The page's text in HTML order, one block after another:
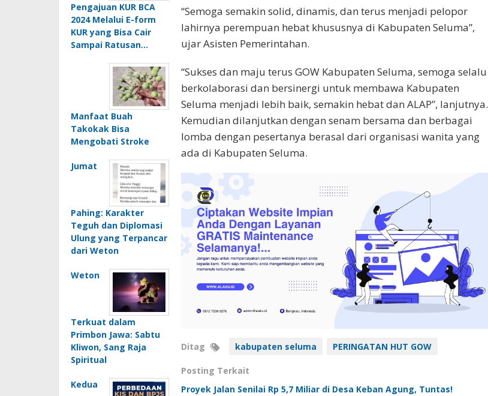
Pengajuan KUR BCA
2024 Melalui E-form
KUR yang Bisa Cair
Sampai Ratusan…
Manfaat Buah
Takokak Bisa
Mengobati Stroke
Jumat
Pahing: Karakter
Teguh dan Diplomasi
Ulung yang Terpancar
dari Weton
Weton
Terkuat dalam
Primbon Jawa: Sabtu
Kliwon, Sang Raja
Spiritual
Kedua
“Semoga semakin solid, dinamis, dan terus menjadi pelopor
lahirnya perempuan hebat khususnya di Kabupaten Seluma”,
ujar Asisten Pemerintahan.
“Sukses dan maju terus GOW Kabupaten Seluma, semoga selalu
berkolaborasi dan bersinergi untuk membawa Kabupaten
Seluma menjadi lebih baik, semakin hebat dan ALAP”, lanjutnya.
Kemudian dilanjutkan dengan senam bersama dan berbagai
lomba dengan pesertanya berasal dari organisasi wanita yang
ada di Kabupaten Seluma.
Ditag kabupaten seluma PERINGATAN HUT GOW
Posting Terkait
Proyek Jalan Senilai Rp 5,7 Miliar di Desa Keban Agung, Tuntas!